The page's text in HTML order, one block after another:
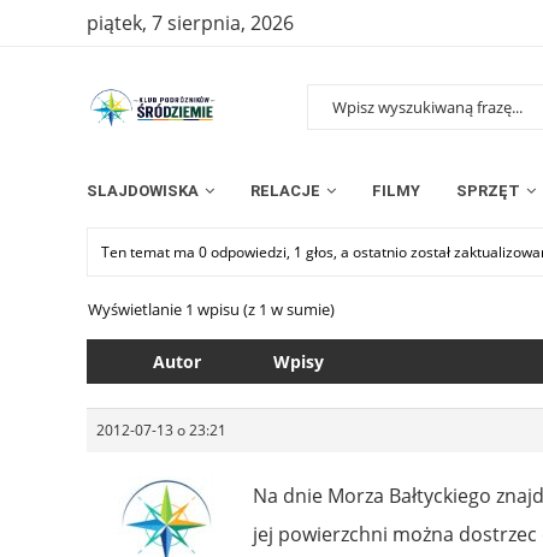
piątek, 7 sierpnia, 2026
SLAJDOWISKA RELACJE FILMY SPRZĘT
Ten temat ma 0 odpowiedzi, 1 głos, a ostatnio został
Wyświetlanie 1 wpisu (z 1 w sumie)
Autor Wpisy
2012-07-13 o 23:21
Na dnie Morza Bałtyckiego
jej powierzchni można